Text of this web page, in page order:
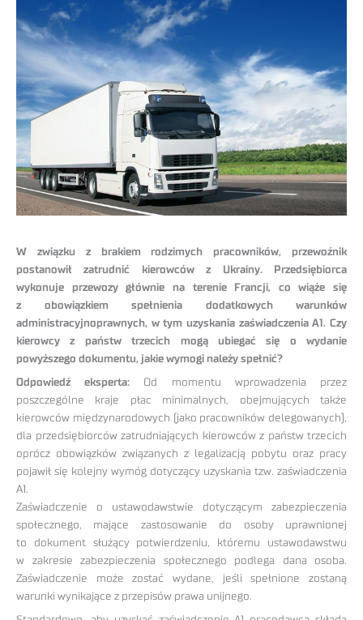
W związku z brakiem rodzimych pracowników, przewoźnik
postanowił zatrudnić kierowców z Ukrainy. Przedsiębiorca
wykonuje przewozy głównie na terenie Francji, co wiąże się
z obowiązkiem spełnienia dodatkowych warunków
administracyjnoprawnych, w tym uzyskania zaświadczenia A1. Czy
kierowcy z państw trzecich mogą ubiegać się o wydanie
powyższego dokumentu, jakie wymogi należy spełnić?
Odpowiedź eksperta: Od momentu wprowadzenia przez
poszczególne kraje płac minimalnych, obejmujących także
kierowców międzynarodowych (jako pracowników delegowanych),
dla przedsiębiorców zatrudniających kierowców z państw trzecich
oprócz obowiązków związanych z legalizacją pobytu oraz pracy
pojawił się kolejny wymóg dotyczący uzyskania tzw. zaświadczenia
A1.
Zaświadczenie o ustawodawstwie dotyczącym zabezpieczenia
społecznego, mające zastosowanie do osoby uprawnionej
to dokument służący potwierdzeniu, któremu ustawodawstwu
w zakresie zabezpieczenia społecznego podlega dana osoba.
Zaświadczenie może zostać wydane, jeśli spełnione zostaną
warunki wynikające z przepisów prawa unijnego.